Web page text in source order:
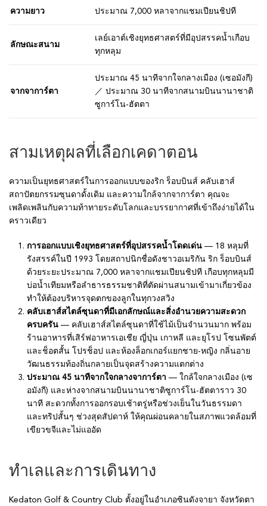
ความยาว ประมาณ 7,000 หลาจากแชมเปียนชิปที
ลักษณะสนาม
เลย์เอาต์เชิงยุทธศาสตร์ที่มีอุปสรรคน้ำเกือบ
ทุกหลุม
จากจาการ์ตา
ประมาณ 45 นาทีจากใจกลางเมือง (เซอมังกี)
／ ประมาณ 30 นาทีจากสนามบินนานาชาติ
ซูการ์โน-ฮัตตา
สามเหตุผลที่เลือกเคดาตอน
ความเป็นยุทธศาสตร์ในการออกแบบของริก ร็อบบินส์ คลับเฮาส์
สถาปัตยกรรมซุนดาดั้งเดิม และความใกล้จากจาการ์ตา คุณจะ
เพลิดเพลินกับความท้าทายระดับโลกและบรรยากาศที่เข้าถึงง่ายได้ใน
คราวเดียว
การออกแบบเชิงยุทธศาสตร์ที่อุปสรรคน้ำโดดเด่น — 18 หลุมที่
รังสรรค์ในปี 1993 โดยสถาปนิกชื่อดังชาวอเมริกัน ริก ร็อบบินส์
ด้วยระยะประมาณ 7,000 หลาจากแชมเปียนชิปที เกือบทุกหลุมมี
บ่อน้ำเทียมหรือลำธารธรรมชาติที่ตัดผ่านสนามเข้ามาเกี่ยวข้อง
ทำให้ต้องบริหารจุดตกของลูกในทุกวงสวิง
คลับเฮาส์สไตล์ซุนดาที่มีเอกลักษณ์และสิ่งอำนวยความสะดวก
ครบครัน — คลับเฮาส์สไตล์ซุนดาที่ใช้ไม้เป็นจำนวนมาก พร้อม
ร้านอาหารที่เสิร์ฟอาหารเอเชีย ญี่ปุ่น เกาหลี และยุโรป โซนพัตต์
และช็อตสั้น โปรช็อป และห้องล็อกเกอร์แยกชาย-หญิง กลิ่นอาย
วัฒนธรรมท้องถิ่นกลายเป็นจุดสร้างความแตกต่าง
ประมาณ 45 นาทีจากใจกลางจาการ์ตา — ใกล้ใจกลางเมือง (เซ
อมังกี) และห่างจากสนามบินนานาชาติซูการ์โน-ฮัตตาราว 30
นาที สะดวกทั้งการออกรอบเช้าตรู่หรือช่วงเย็นในวันธรรมดา
และทริปสั้นๆ ช่วงสุดสัปดาห์ ให้คุณผ่อนคลายในสภาพแวดล้อมที่
เขียวขจีและไม่แออัด
ทำเลและการเดินทาง
Kedaton Golf & Country Club ตั้งอยู่ในอำเภอซินดังจายา จังหวัดตา